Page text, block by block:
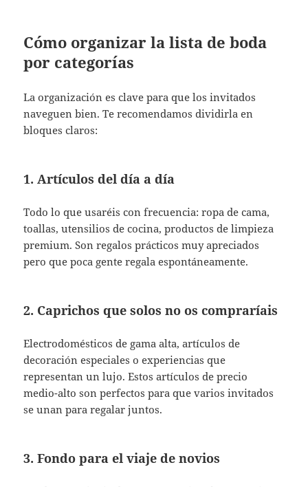
Cómo organizar la lista de boda
por categorías
La organización es clave para que los invitados
naveguen bien. Te recomendamos dividirla en
bloques claros:
1. Artículos del día a día
Todo lo que usaréis con frecuencia: ropa de cama,
toallas, utensilios de cocina, productos de limpieza
premium. Son regalos prácticos muy apreciados
pero que poca gente regala espontáneamente.
2. Caprichos que solos no os compraríais
Electrodomésticos de gama alta, artículos de
decoración especiales o experiencias que
representan un lujo. Estos artículos de precio
medio-alto son perfectos para que varios invitados
se unan para regalar juntos.
3. Fondo para el viaje de novios